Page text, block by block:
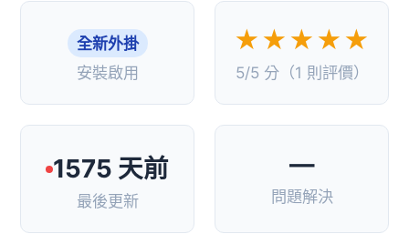
全新外掛
安裝啟用
★★★★★
5/5 分（1 則評價）
1575 天前
最後更新
—
問題解決